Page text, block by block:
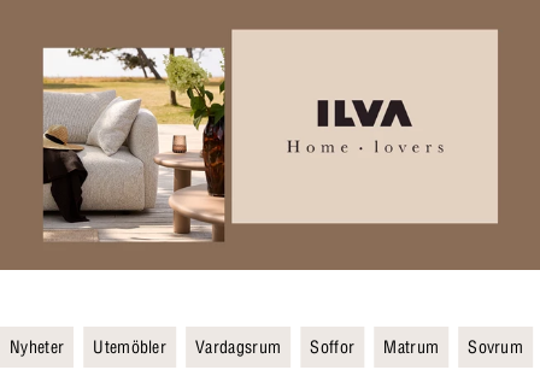
Nyheter Utemöbler Vardagsrum Soffor Matrum Sovrum